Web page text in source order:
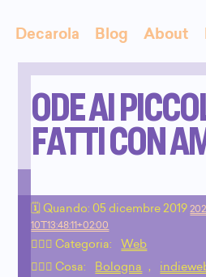
Decarola Blog About
ODE AI
FATTI CON
🗓 Quando:05 dicembre 2019
10T13:48:11+02:00
🙇🏻‍♂️ Categoria:
Web
💁🏼‍♂️ Cosa:
Bologna ,